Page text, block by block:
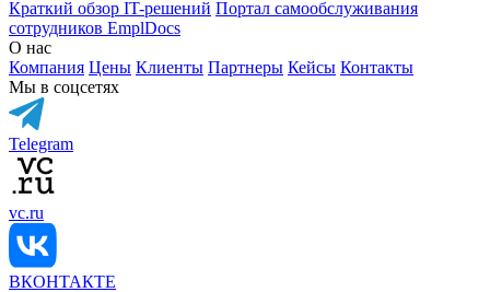
Краткий обзор IT-решений Портал самообслуживания
сотрудников EmplDocs
О нас
Компания Цены Клиенты Партнеры Кейсы Контакты
Мы в соцсетях
Telegram
vc.ru
ВКОНТАКТЕ